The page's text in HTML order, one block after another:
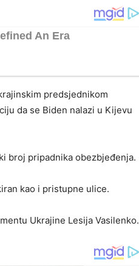
predsjednikom
da se Biden nalazi u Kijevu
broj pripadnika obezbjeđenja.
kao i pristupne ulice.
Ukrajine Lesija Vasilenko.